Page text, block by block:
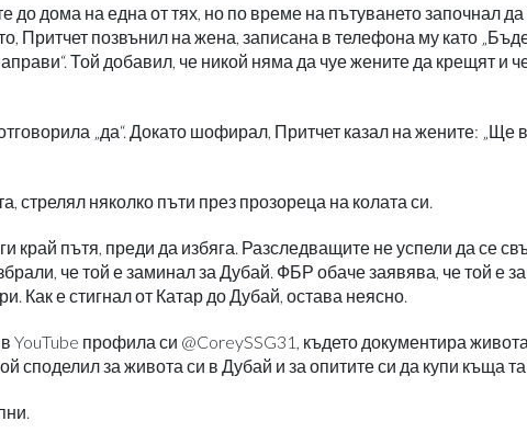
дома на една от тях, но по време на пътуването започнал да
Притчет позвънил на жена, записана в телефона му като
Той добавил, че никой няма да чуе жените да крещят и
„да“. Докато шофирал, Притчет казал на жените: „Ще
стрелял няколко пъти през прозореца на колата си.
край пътя, преди да избяга. Разследващите не успели да се
че той е заминал за Дубай. ФБР обаче заявява, че той е
Как е стигнал от Катар до Дубай, остава неясно.
профила си @CoreySSG31, където документира
споделил за живота си в Дубай и за опитите си да купи къща